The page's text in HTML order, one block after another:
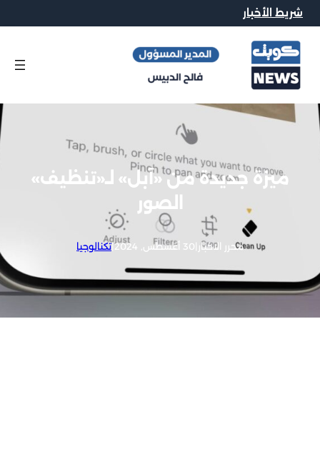
شريط الأخبار
ميزة جديدة من «آبل» لـ«تنظيف»
الصور
محرر الاخبار 30 أغسطس, 2024 |تكنالوجيا